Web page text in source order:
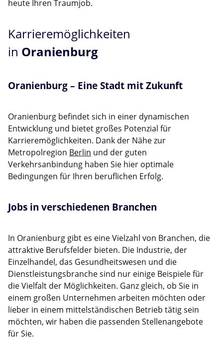
heute Ihren Traumjob.
Karrieremöglichkeiten
in Oranienburg
Oranienburg – Eine Stadt mit Zukunft
Oranienburg befindet sich in einer dynamischen
Entwicklung und bietet großes Potenzial für
Karrieremöglichkeiten. Dank der Nähe zur
Metropolregion Berlin und der guten
Verkehrsanbindung haben Sie hier optimale
Bedingungen für Ihren beruflichen Erfolg.
Jobs in verschiedenen Branchen
In Oranienburg gibt es eine Vielzahl von Branchen, die
attraktive Berufsfelder bieten. Die Industrie, der
Einzelhandel, das Gesundheitswesen und die
Dienstleistungsbranche sind nur einige Beispiele für
die Vielfalt der Möglichkeiten. Ganz gleich, ob Sie in
einem großen Unternehmen arbeiten möchten oder
lieber in einem mittelständischen Betrieb tätig sein
möchten, wir haben die passenden Stellenangebote
für Sie.